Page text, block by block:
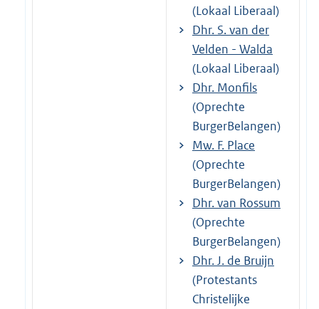
(Lokaal Liberaal)
Dhr. S. van der
Velden - Walda
(Lokaal Liberaal)
Dhr. Monfils
(Oprechte
BurgerBelangen)
Mw. F. Place
(Oprechte
BurgerBelangen)
Dhr. van Rossum
(Oprechte
BurgerBelangen)
Dhr. J. de Bruijn
(Protestants
Christelijke